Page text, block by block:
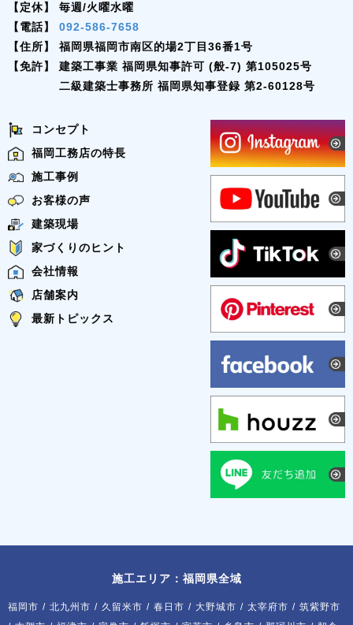
【定休】
毎週/火曜水曜
【電話】
092-586-7658
【住所】
福岡県福岡市南区的場2丁目36番1号
【免許】
建築工事業 福岡県知事許可 (般-7) 第105025号
二級建築士事務所 福岡県知事登録 第2-60128号
コンセプト
福岡工務店の特長
施工事例
お客様の声
建築現場
家づくりのヒント
会社情報
店舗案内
最新トピックス
施工エリア：福岡県全域
福岡市 / 北九州市 / 久留米市 / 春日市 / 大野城市 / 太宰府市 / 筑紫野市